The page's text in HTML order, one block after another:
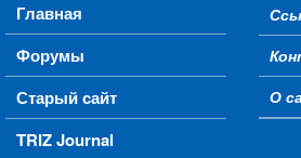
Main menu
Главная
Форумы
Старый сайт
TRIZ Journal
О